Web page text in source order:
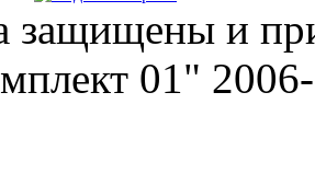
защищены и
01" 2006-